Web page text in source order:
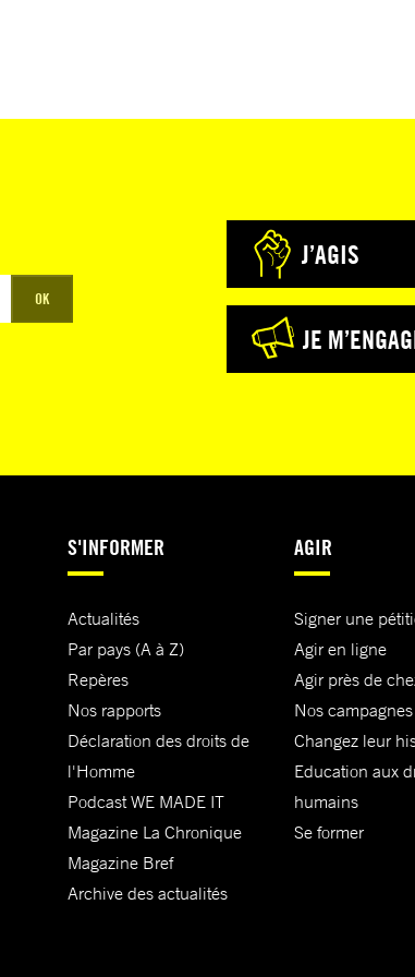
OK
J’AGIS
JE
S'INFORMER
Actualités
Par pays (A à Z)
Repères
Nos rapports
Déclaration des droits de
l'Homme
Podcast WE MADE IT
Magazine La Chronique
Magazine Bref
Archive des actualités
AGIR
Signer une
Agir en ligne
Agir près de
Nos campagnes
Changez leur
Education aux
humains
Se former